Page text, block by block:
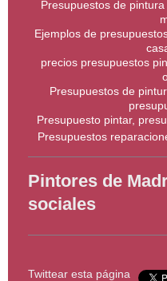
Presupuestos de
Ejemplos de
precios presupuestos
Presupuestos de
Presupuesto pintar,
Presupuestos
Pintores de
sociales
Twittear esta página